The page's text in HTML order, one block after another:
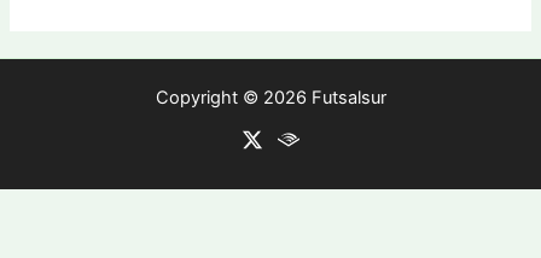
Copyright © 2026 Futsalsur